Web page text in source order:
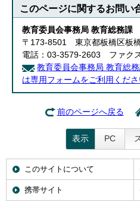
このページに関するお問い
教育委員会事務局 教育総務課
〒173-8501 東京都板橋区板
電話：03-3579-2603 ファク
教育委員会事務局 教育総
は専用フォームをご利用くださ
前のページへ戻る
表示 PC
このサイトについて
携帯サイト